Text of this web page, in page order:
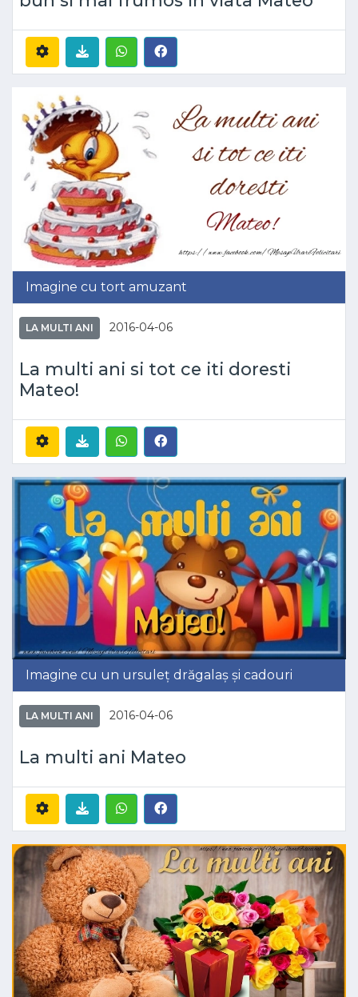
Imagine cu tort amuzant
LA MULTI ANI 2016-04-06
La multi ani si tot ce iti doresti
Mateo!
Imagine cu un ursuleț drăgalaș și cadouri
LA MULTI ANI 2016-04-06
La multi ani Mateo